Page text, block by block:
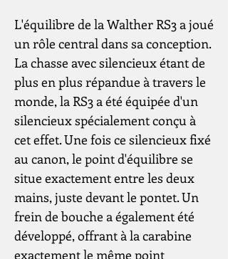
L'équilibre de la Walther RS3 a joué
un rôle central dans sa conception.
La chasse avec silencieux étant de
plus en plus répandue à travers le
monde, la RS3 a été équipée d'un
silencieux spécialement conçu à
cet effet. Une fois ce silencieux fixé
au canon, le point d'équilibre se
situe exactement entre les deux
mains, juste devant le pontet. Un
frein de bouche a également été
développé, offrant à la carabine
exactement le même point